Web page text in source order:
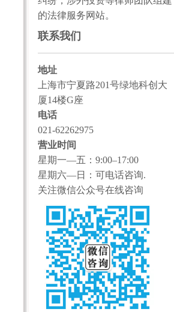
的法律服务网站。
联系我们
地址
上海市宁夏路201号绿地科创大
厦14楼G座
电话
021-62262975
营业时间
星期一—五：9:00–17:00
星期六—日：可电话咨询.
关注微信公众号在线咨询